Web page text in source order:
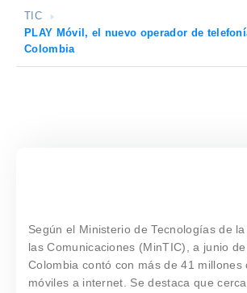
TIC
PLAY Móvil, el nuevo operador de
Colombia
Según el Ministerio de Tecnologías de
las Comunicaciones (MinTIC), a junio de
Colombia contó con más de 41 millones
móviles a internet. Se destaca que